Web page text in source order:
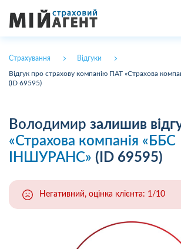
Страхування Відгуки
Відгук про страхову компанію ПАТ «Страхова
(ID 69595)
Володимир залишив
«Страхова компанія «ББС
ІНШУРАНС» (ID 69595)
Негативний, оцінка клієнта: 1/10